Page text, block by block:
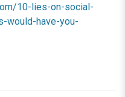
10-lies-on-social-
would-have-you-